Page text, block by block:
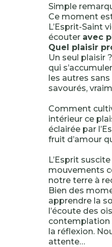
Simple
Ce moment
L’Esprit-Saint
écouter avec
Quel plaisir
Un seul plaisir
qui
les autres
savourés,
Comment
intérieur ce
éclairée par
fruit d’amour
L’Esprit
mouvements
notre terre à
Bien des
apprendre la
l’écoute des
contemplation
la réflexion.
attente…